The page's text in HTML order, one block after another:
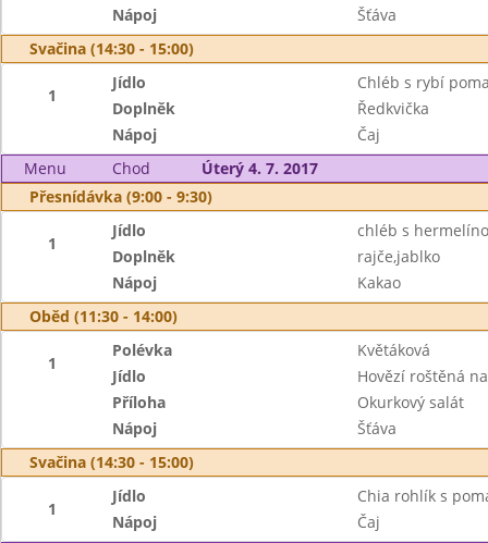
Nápoj
Šťáva
Svačina (14:30 - 15:00)
1
Jídlo
Chléb s rybí
Doplněk
Ředkvička
Nápoj
Čaj
Menu
Chod
Úterý 4. 7. 2017
Přesnídávka (9:00 - 9:30)
1
Jídlo
chléb s
Doplněk
rajče,jablko
Nápoj
Kakao
Oběd (11:30 - 14:00)
1
Polévka
Květáková
Jídlo
Hovězí roštěná
Příloha
Okurkový salát
Nápoj
Šťáva
Svačina (14:30 - 15:00)
1
Jídlo
Chia rohlík s
Nápoj
Čaj